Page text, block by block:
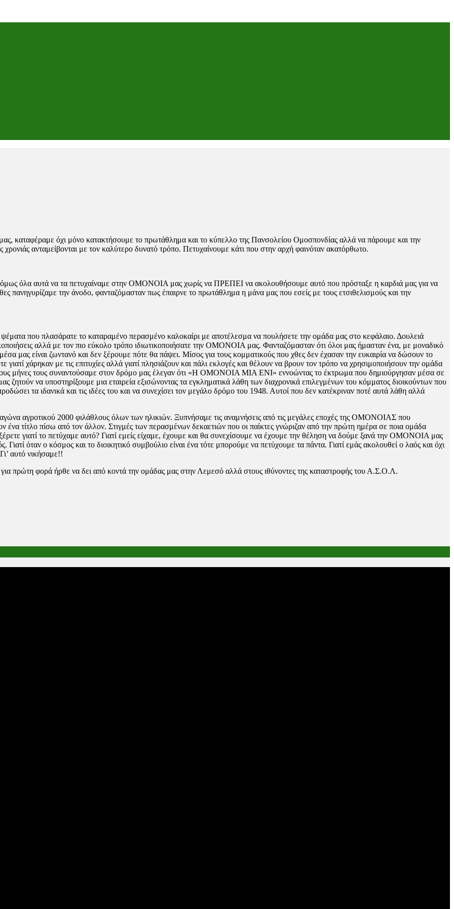
καταφέραμε όχι μόνο κατακτήσουμε το πρωτάθλημα και το κύπελλο της Πανσολείου Ομοσπονδίας αλλά να πάρουμε και την
ανταμείβονται με τον καλύτερο δυνατό τρόπο. Πετυχαίνουμε κάτι που στην αρχή φαινόταν ακατόρθωτο.
όλα αυτά να τα πετυχαίναμε στην ΟΜΟΝΟΙΑ μας χωρίς να ΠΡΕΠΕΙ να ακολουθήσουμε αυτό που πρόσταξε η καρδιά μας για να
την άνοδο, φανταζόμασταν πως έπαιρνε το πρωτάθλημα η μάνα μας που εσείς με τους ετσιθελισμούς και την
που πλασάρατε το καταραμένο περασμένο καλοκαίρι με αποτέλεσμα να πουλήσετε την ομάδα μας στο κεφάλαιο. Δουλειά
αλλά με τον πιο εύκολο τρόπο ιδιωτικοποιήσατε την ΟΜΟΝΟΙΑ μας. Φανταζόμασταν ότι όλοι μας ήμασταν ένα, με μοναδικό
είναι ζωντανό και δεν ξέρουμε πότε θα πάψει. Μίσος για τους κομματικούς που χθες δεν έχασαν την ευκαιρία να δώσουν το
γιατί χάρηκαν με τις επιτυχίες αλλά γιατί πλησιάζουν και πάλι εκλογές και θέλουν να βρουν τον τρόπο να χρησιμοποιήσουν την ομάδα
μήνες τους συναντούσαμε στον δρόμο μας έλεγαν ότι «Η ΟΜΟΝΟΙΑ ΜΙΑ ΕΝΙ» εννοώντας το έκτρωμα που δημιούργησαν μέσα σε
ζητούν να υποστηρίξουμε μια εταιρεία εξισώνοντας τα εγκληματικά λάθη των διαχρονικά επιλεγμένων του κόμματος διοικούντων που
τα ιδανικά και τις ιδέες του και να συνεχίσει τον μεγάλο δρόμο του 1948. Αυτοί που δεν κατέκριναν ποτέ αυτά λάθη αλλά
αγροτικού 2000 φιλάθλους όλων των ηλικιών. Ξυπνήσαμε τις αναμνήσεις από τις μεγάλες εποχές της ΟΜΟΝΟΙΑΣ που
ένα τίτλο πίσω από τον άλλον. Στιγμές των περασμένων δεκαετιών που οι παίκτες γνώριζαν από την πρώτη ημέρα σε ποια ομάδα
γιατί το πετύχαμε αυτό? Γιατί εμείς είχαμε, έχουμε και θα συνεχίσουμε να έχουμε την θέληση να δούμε ξανά την ΟΜΟΝΟΙΑ μας
όταν ο κόσμος και το διοικητικό συμβούλιο είναι ένα τότε μπορούμε να πετύχουμε τα πάντα. Γιατί εμάς ακολουθεί ο λαός και όχι
αυτό νικήσαμε!!
πρώτη φορά ήρθε να δει από κοντά την ομάδας μας στην Λεμεσό αλλά στους ιθύνοντες της καταστροφής του Α.Σ.Ο.Λ.